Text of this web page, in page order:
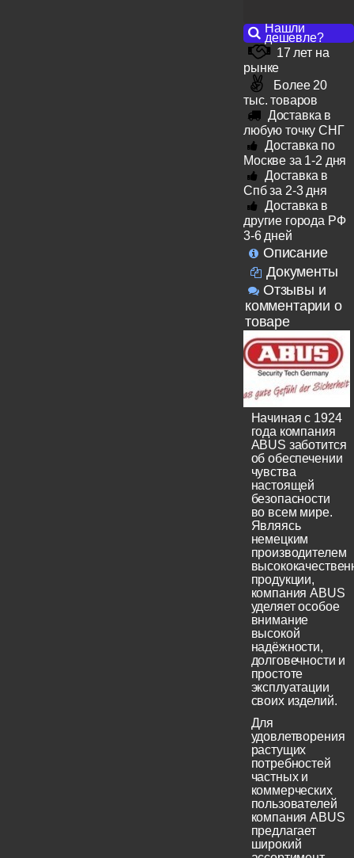
Нашли
дешевле?
17 лет на
рынке
Более 20
тыс. товаров
Доставка в
любую точку СНГ
Доставка по
Москве за 1-2 дня
Доставка в
Спб за 2-3 дня
Доставка в
другие города РФ
3-6 дней
Описание
Документы
Отзывы и
комментарии о
товаре
Начиная с 1924
года компания
ABUS заботится
об обеспечении
чувства
настоящей
безопасности
во всем мире.
Являясь
немецким
производителем
продукции,
компания ABUS
уделяет особое
внимание
высокой
надёжности,
долговечности и
простоте
эксплуатации
своих изделий.
Для
удовлетворения
растущих
потребностей
частных и
коммерческих
пользователей
компания ABUS
предлагает
широкий